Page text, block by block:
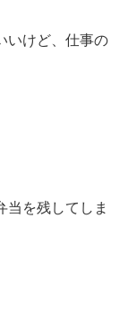
いけど、仕事の
当を残してしま